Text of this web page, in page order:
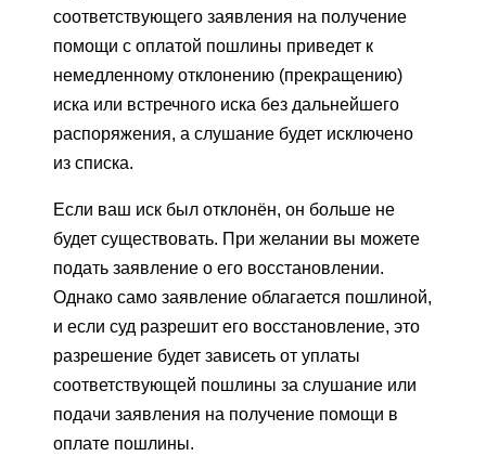
соответствующего заявления на получение
помощи с оплатой пошлины приведет к
немедленному отклонению (прекращению)
иска или встречного иска без дальнейшего
распоряжения, а слушание будет исключено
из списка.
Если ваш иск был отклонён, он больше не
будет существовать. При желании вы можете
подать заявление о его восстановлении.
Однако само заявление облагается пошлиной,
и если суд разрешит его восстановление, это
разрешение будет зависеть от уплаты
соответствующей пошлины за слушание или
подачи заявления на получение помощи в
оплате пошлины.